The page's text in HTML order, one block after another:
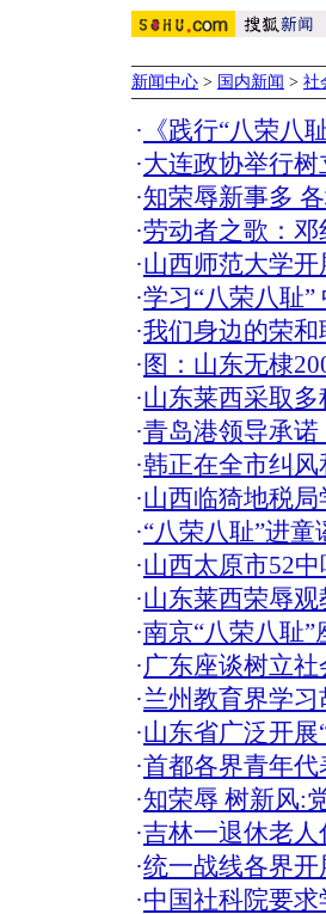
新闻中心 > 国内新闻 > 社
· 《践行“八荣八
·大连政协举行
·知荣辱新事多
·劳动者之歌：
·山西师范大学
·学习“八荣八耻
·我们身边的荣
· 图：山东无棣
·山东莱西采取
·青岛港领导承
·韩正在全市纠
·山西临猗地税
·“八荣八耻”进童
·山西太原市52
·山东莱西荣辱
·南京“八荣八耻
·广东座谈树立
·兰州教育界学
·山东省广泛开展
·首都各界青年
·知荣辱 树新风:
·吉林一退休老
·统一战线各界
·中国社科院要